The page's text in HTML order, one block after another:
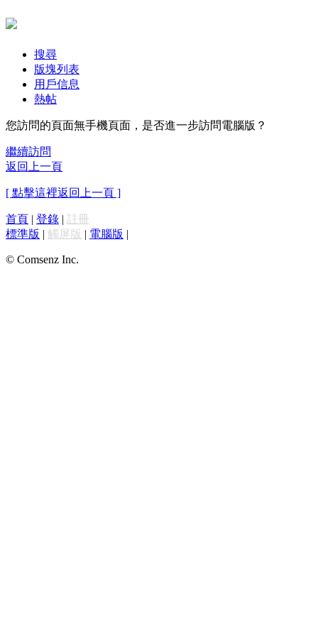
搜尋
版塊列表
用戶信息
熱帖
您訪問的頁面無手機頁面，是否進一步訪問電腦版？
繼續訪問
返回上一頁
[ 點擊這裡返回上一頁 ]
首頁 | 登錄 | 註冊
標準版 | 觸屏版 | 電腦版 |
© Comsenz Inc.